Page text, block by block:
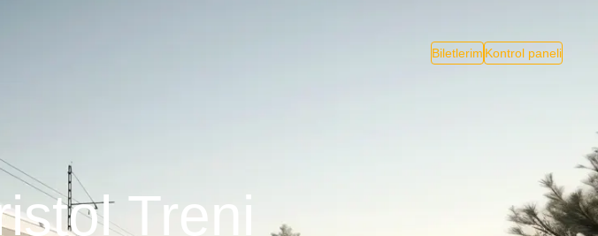
Biletlerim Kontrol paneli
Treni